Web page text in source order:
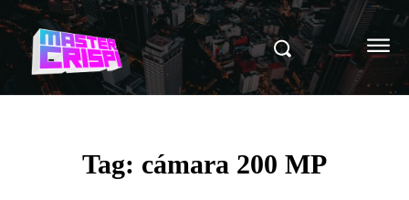
Tag: cámara 200 MP